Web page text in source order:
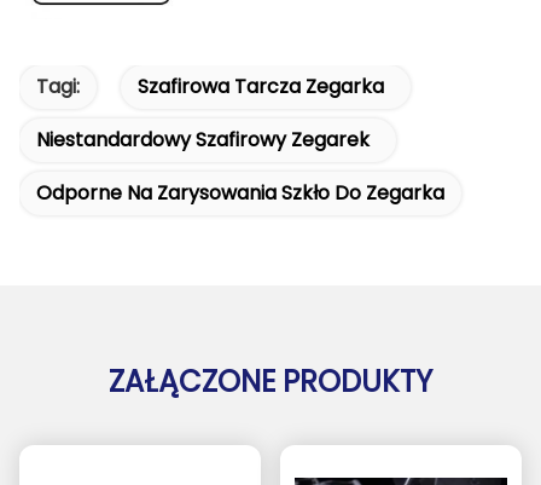
Tagi:
Szafirowa Tarcza Zegarka
Niestandardowy Szafirowy Zegarek
Odporne Na Zarysowania Szkło Do Zegarka
ZAŁĄCZONE PRODUKTY